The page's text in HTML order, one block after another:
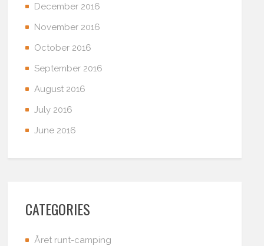
December 2016
November 2016
October 2016
September 2016
August 2016
July 2016
June 2016
CATEGORIES
Året runt-camping